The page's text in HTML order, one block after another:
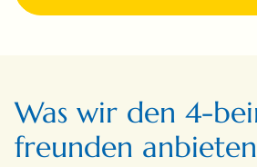
Was wir den 4-
freunden anbieten